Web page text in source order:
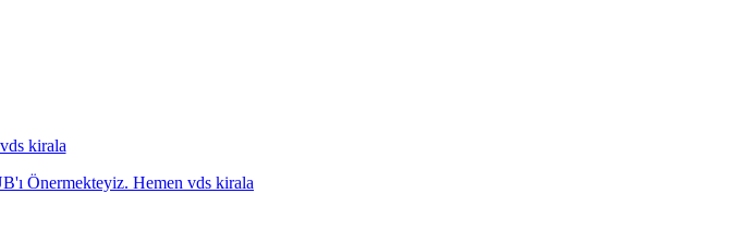
Önermekteyiz. Hemen vds kirala